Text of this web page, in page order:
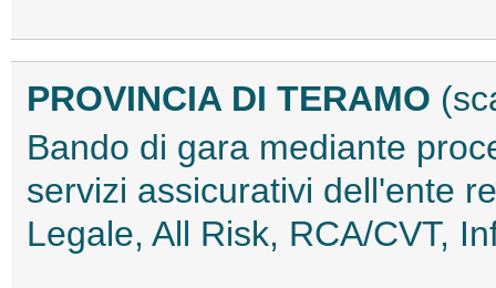
PROVINCIA DI TERAMO
Bando di gara mediante
servizi assicurativi dell'ente
Legale, All Risk, RCA/CVT,